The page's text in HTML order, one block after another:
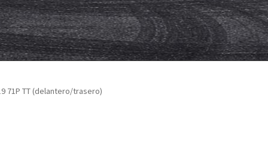
71P TT (delantero/trasero)